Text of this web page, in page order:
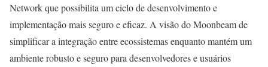
Network que possibilita um ciclo de desenvolvimento e
implementação mais seguro e eficaz. A visão do Moonbeam de
simplificar a integração entre ecossistemas enquanto mantém um
ambiente robusto e seguro para desenvolvedores e usuários